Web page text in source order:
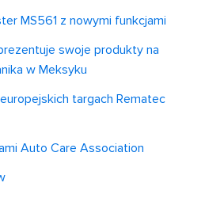
MS561 z nowymi funkcjami
swoje produkty na
w Meksyku
targach Rematec
Auto Care Association